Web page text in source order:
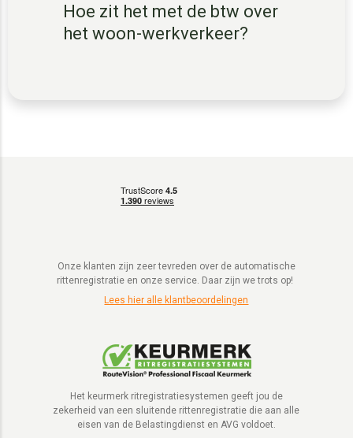
Hoe zit het met de btw over
het woon-werkverkeer?
Onze klanten zijn zeer tevreden over de automatische
rittenregistratie en onze service. Daar zijn we trots op!
Lees hier alle klantbeoordelingen
Het keurmerk ritregistratiesystemen geeft jou de
zekerheid van een sluitende rittenregistratie die aan alle
eisen van de Belastingdienst en AVG voldoet.